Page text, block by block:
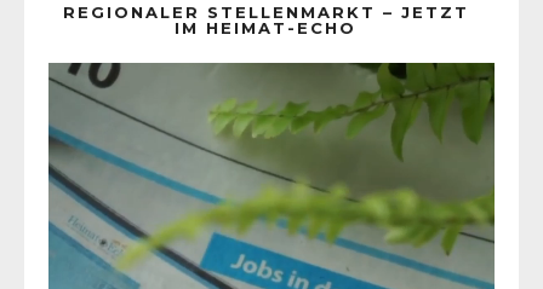
REGIONALER STELLENMARKT – JETZT
IM HEIMAT-ECHO
Player